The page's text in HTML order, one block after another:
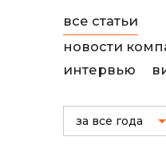
все статьи
новости
интервью
за все года